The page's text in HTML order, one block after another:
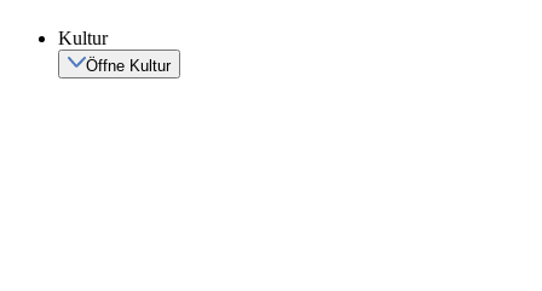
Kultur
Öffne Kultur